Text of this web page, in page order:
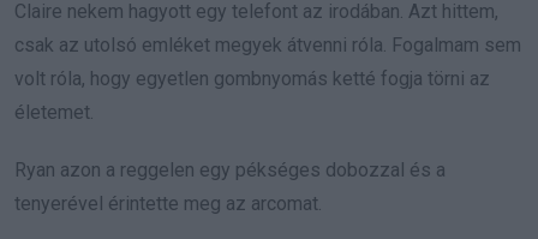
Claire nekem hagyott egy telefont az irodában. Azt hittem,
csak az utolsó emléket megyek átvenni róla. Fogalmam sem
volt róla, hogy egyetlen gombnyomás ketté fogja törni az
életemet.
Ryan azon a reggelen egy pékséges dobozzal és a
tenyerével érintette meg az arcomat.